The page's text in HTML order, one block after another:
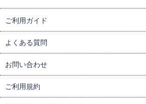
ご利用ガイド
よくある質問
お問い合わせ
ご利用規約